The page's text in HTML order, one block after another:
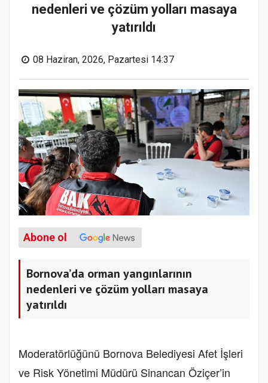
nedenleri ve çözüm yolları masaya
yatırıldı
08 Haziran, 2026, Pazartesi 14:37
Abone ol
Bornova’da orman yangınlarının
nedenleri ve çözüm yolları masaya
yatırıldı
Moderatörlüğünü Bornova Belediyesi Afet İşleri
ve Risk Yönetimi Müdürü Sinancan Öziçer’in